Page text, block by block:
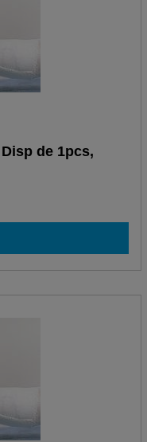
de 1pcs,